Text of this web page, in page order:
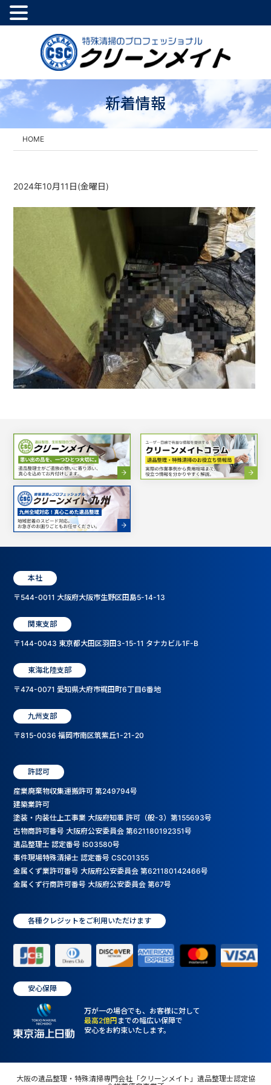
新着情報
HOME
2024年10月11日(金曜日)
本社
〒544-0011 大阪府大阪市生野区田島5-14-13
関東支部
〒144-0043 東京都大田区羽田3-15-11 タナカビル1F-B
東海北陸支部
〒474-0071 愛知県大府市梶田町6丁目6番地
九州支部
〒815-0036 福岡市南区筑紫丘1-21-20
許認可
産業廃棄物収集運搬許可 第249794号
建築業許可
塗装・内装仕上工事業 大阪府知事 許可（般-3）第155693号
古物商許可番号 大阪府公安委員会 第621180192351号
遺品整理士 認定番号 IS03580号
事件現場特殊清掃士 認定番号 CSC01355
金属くず業許可番号 大阪府公安委員会 第621180142466号
金属くず行商許可番号 大阪府公安委員会 第67号
各種クレジットをご利用いただけます
安心保障
万が一の場合でも、お客様に対して
最高2億円 までの幅広い保障で
安心をお約束いたします。
大阪の遺品整理・特殊清掃専門会社「クリーンメイト」遺品整理士認定協